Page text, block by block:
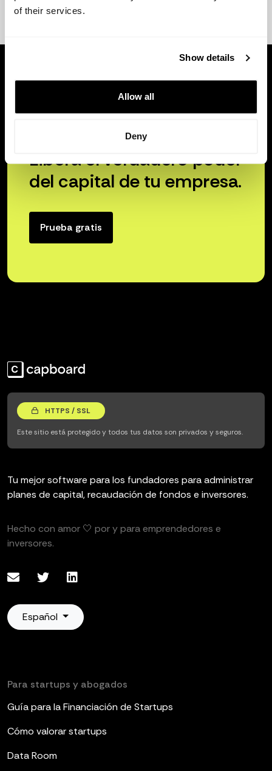
of their services.
Show details
Allow all
Deny
Libera el verdadero poder
del capital de tu empresa.
Prueba gratis
HTTPS / SSL
Este sitio está protegido y todos tus datos son privados y seguros.
Tu mejor software para los fundadores para administrar
planes de capital, recaudación de fondos e inversores.
Hecho con amor 🤍 por y para emprendedores e
inversores.
Español
Para startups y abogados
Guía para la Financiación de Startups
Cómo valorar startups
Data Room